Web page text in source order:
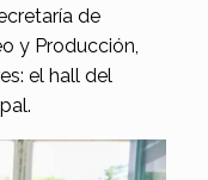
de
y Producción,
el hall del